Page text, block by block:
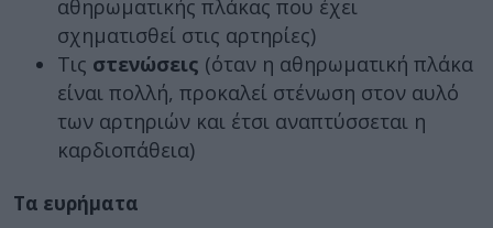
αθηρωματικής πλάκας που έχει
σχηματισθεί στις αρτηρίες)
Τις στενώσεις (όταν η αθηρωματική πλάκα
είναι πολλή, προκαλεί στένωση στον αυλό
των αρτηριών και έτσι αναπτύσσεται η
καρδιοπάθεια)
Τα ευρήματα